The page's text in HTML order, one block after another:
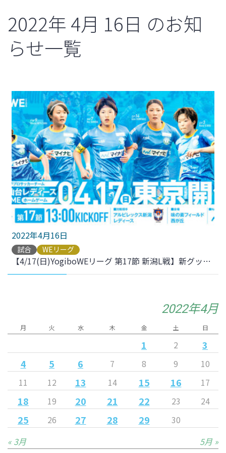
2022年 4月 16日 のお知
らせ一覧
2022年4月16日
試合 WEリーグ
【4/17(日)YogiboWEリーグ 第17節 新潟L戦】新グッズ発売のお知らせ
2022年4月
月 火 水 木 金 土 日
1 2
3
4
5 6 7 8 9
10
11
12 13 14 15 16 17
18 19 20 21 22 23 24
25 26 27 28 29
30
« 3月
5月 »